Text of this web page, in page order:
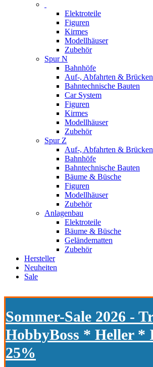
Elektroteile
Figuren
Kirmes
Modellhäuser
Zubehör
Spur N
Bahnhöfe
Auf-, Abfahrten & Brücken
Bahntechnische Bauten
Car System
Figuren
Kirmes
Modellhäuser
Zubehör
Spur Z
Auf-, Abfahrten & Brücken
Bahnhöfe
Bahntechnische Bauten
Bäume & Büsche
Figuren
Modellhäuser
Zubehör
Anlagenbau
Elektroteile
Bäume & Büsche
Geländematten
Zubehör
Hersteller
Neuheiten
Sale
Sommer-Sale 2026 -
HobbyBoss * Heller *
25%